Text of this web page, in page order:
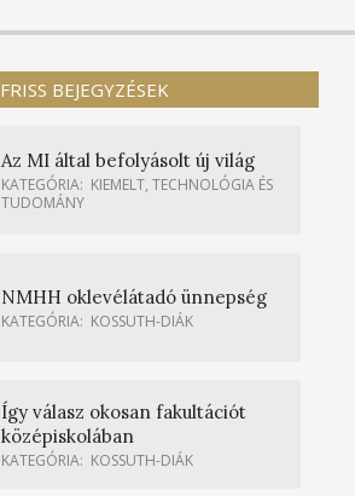
FRISS BEJEGYZÉSEK
Az MI által befolyásolt új világ
KATEGÓRIA: KIEMELT, TECHNOLÓGIA ÉS
TUDOMÁNY
NMHH oklevélátadó ünnepség
KATEGÓRIA: KOSSUTH-DIÁK
Így válasz okosan fakultációt
középiskolában
KATEGÓRIA: KOSSUTH-DIÁK